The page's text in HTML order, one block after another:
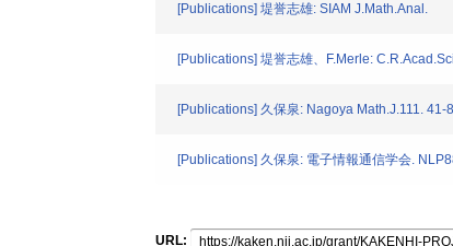
[Publications] 堤誉志雄: SIAM J.Math.Anal.
[Publications] 堤誉志雄、F.Merle:
[Publications] 久保泉: Nagoya Math.J.111. 41-
[Publications] 久保泉: 電子情報通信学会.
URL: